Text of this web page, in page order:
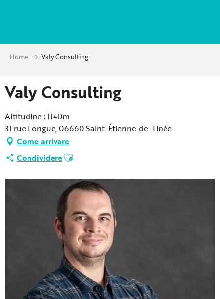
principal
Home Valy Consulting
Valy Consulting
Altitudine : 1140m
31 rue Longue, 06660 Saint-Étienne-de-Tinée
Come arrivare
CondividereAjouter aux favoris